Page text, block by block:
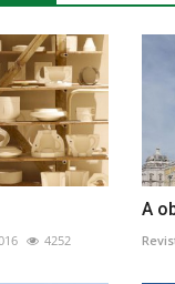
4252
A